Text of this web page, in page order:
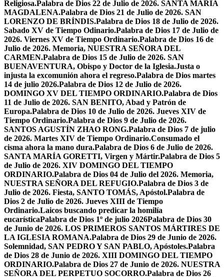
Religiosa.Palabra de Dios 22 de Julio de 2026. SANTA MARÍA
MAGDALENA.Palabra de Dios 21 de Julio de 2026. SAN
LORENZO DE BRÍNDIS.Palabra de Dios 18 de Julio de 2026.
Sabado XV de Tiempo Odinario.Palabra de Dios 17 de Julio de
2026. Viernes XV de Tiempo Ordinario.Palabra de Dios 16 de
Julio de 2026. Memoria, NUESTRA SEÑORA DEL
CARMEN.Palabra de Dios 15 de Julio de 2026. SAN
BUENAVENTURA, Obispo y Doctor de la Iglesia.Justa o
injusta la excomunión ahora el regreso.Palabra de Dios martes
14 de julio 2026.Palabra de Dios 12 de Julio de 2026.
DOMINGO XV DEL TIEMPO ORDINARIO.Palabra de Dios
11 de Julio de 2026. SAN BENITO, Abad y Patrón de
Europa.Palabra de Dios 10 de Julio de 2026. Jueves XIV de
Tiempo Ordinario.Palabra de Dios 9 de Julio de 2026.
SANTOS AGUSTÍN ZHAO RONG.Palabra de Dios 7 de julio
de 2026. Martes XIV de Tiempo Ordinario.Consumado el
cisma ahora la mano dura.Palabra de Dios 6 de Julio de 2026.
SANTA MARÍA GORETTI, Virgen y Mártir.Palabra de Dios 5
de Julio de 2026. XIV DOMINGO DEL TIEMPO
ORDINARIO.Palabra de Dios 04 de Julio del 2026. Memoria,
NUESTRA SEÑORA DEL REFUGIO.Palabra de Dios 3 de
Julio de 2026. Fiesta, SANTO TOMÁS, Apóstol.Palabra de
Dios 2 de Julio de 2026. Jueves XIII de Tiempo
Ordinario.Laicos buscando predicar la homilía
eucarísticaPalabra de Dios 1º de julio 2026Palabra de Dios 30
de Junio de 2026. LOS PRIMEROS SANTOS MÁRTIRES DE
LA IGLESIA ROMANA.Palabra de Dios 29 de Junio de 2026.
Solemnidad, SAN PEDRO Y SAN PABLO, Apóstoles.Palabra
de Dios 28 de Junio de 2026. XIII DOMINGO DEL TIEMPO
ORDINARIO.Palabra de Dios 27 de Junio de 2026. NUESTRA
SEÑORA DEL PERPETUO SOCORRO.Palabra de Dios 26